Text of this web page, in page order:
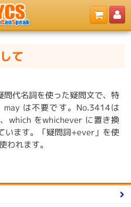
て
代名詞を使った疑問文で、特
は不要です。No.3414は
which をwhichever に置き換
います。「疑問詞+ever」を使
われます。